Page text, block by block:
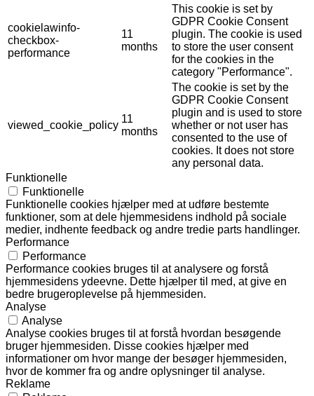
cookielawinfo-
checkbox-
performance
11
months
This cookie is set by
GDPR Cookie Consent
plugin. The cookie is used
to store the user consent
for the cookies in the
category "Performance".
viewed_cookie_policy
11
months
The cookie is set by the
GDPR Cookie Consent
plugin and is used to store
whether or not user has
consented to the use of
cookies. It does not store
any personal data.
Funktionelle
Funktionelle
Funktionelle cookies hjælper med at udføre bestemte
funktioner, som at dele hjemmesidens indhold på sociale
medier, indhente feedback og andre tredie parts handlinger.
Performance
Performance
Performance cookies bruges til at analysere og forstå
hjemmesidens ydeevne. Dette hjælper til med, at give en
bedre brugeroplevelse på hjemmesiden.
Analyse
Analyse
Analyse cookies bruges til at forstå hvordan besøgende
bruger hjemmesiden. Disse cookies hjælper med
informationer om hvor mange der besøger hjemmesiden,
hvor de kommer fra og andre oplysninger til analyse.
Reklame